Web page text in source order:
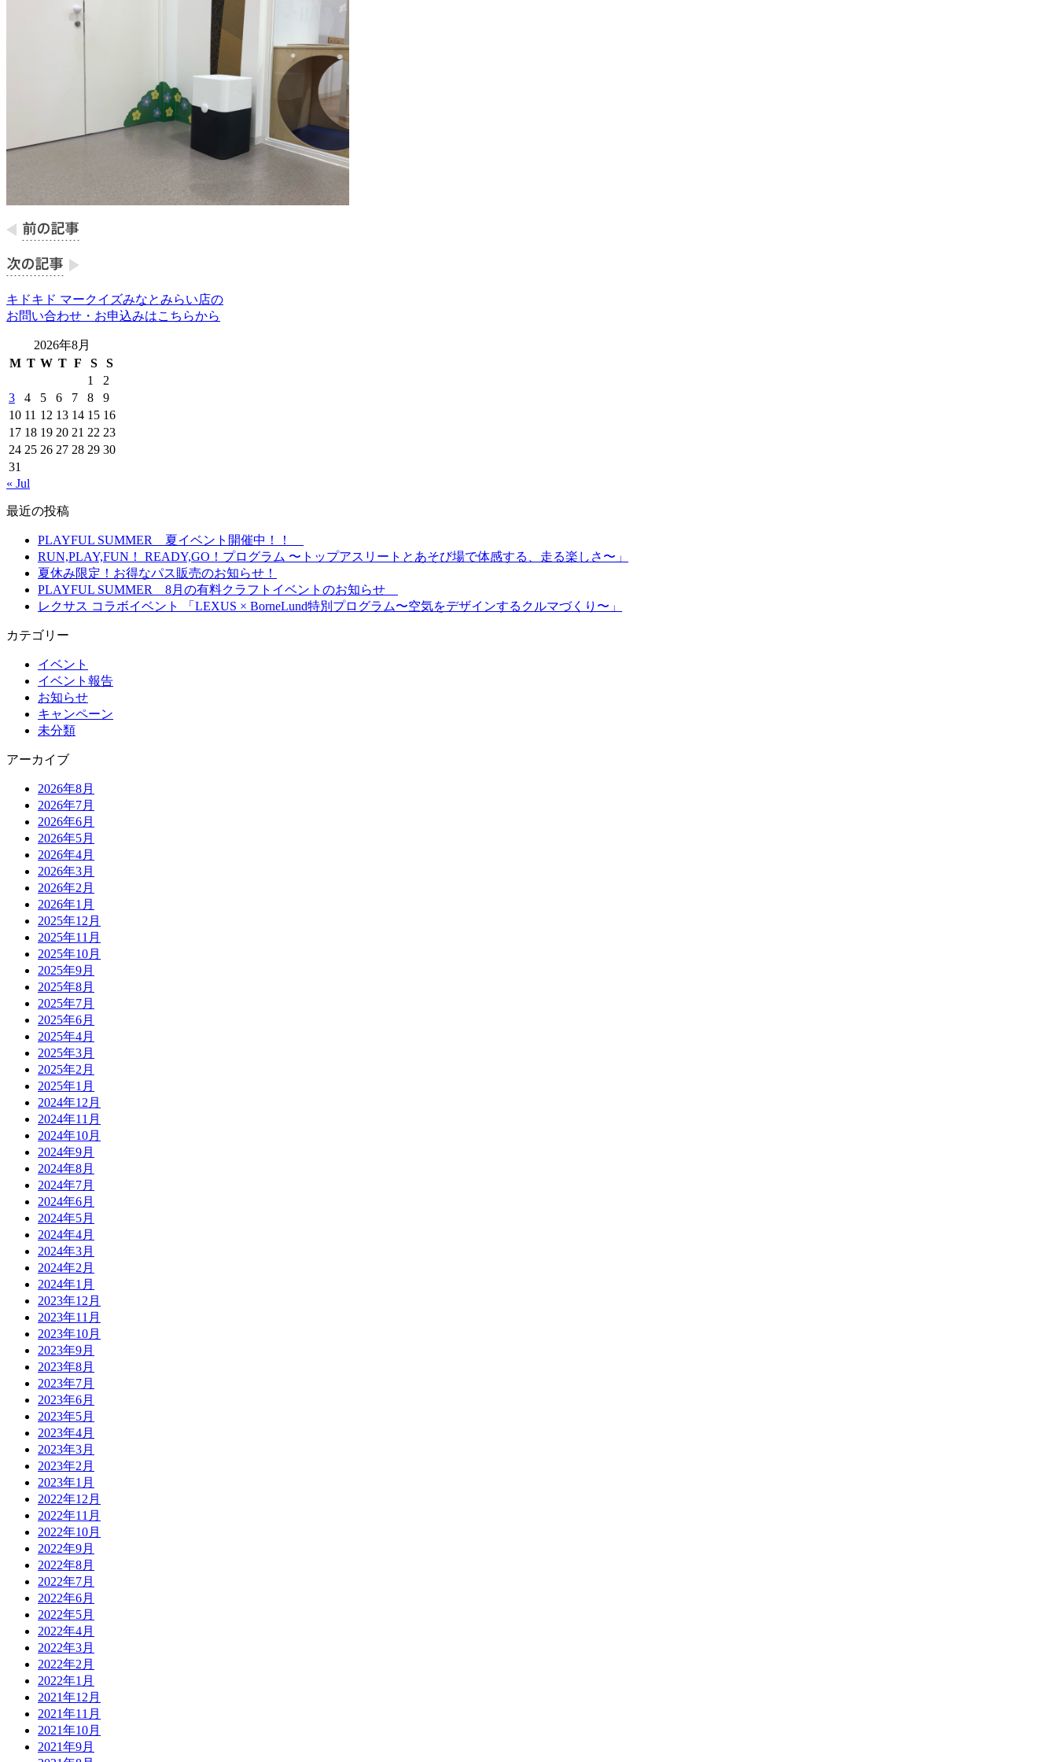
キドキド マークイズみなとみらい店の
お問い合わせ・お申込みはこちらから
2026年8月
M T W T F S
S
1
2
3
4 5 6 7 8
9
10 11 12 13 14 15 16
17 18 19 20 21 22 23
24 25 26 27 28 29 30
31
« Jul
最近の投稿
PLAYFUL SUMMER 夏イベント開催中！！
RUN,PLAY,FUN！ READY,GO！プログラム 〜トップアスリートとあそび場で体感する、走る楽しさ〜」
夏休み限定！お得なパス販売のお知らせ！
PLAYFUL SUMMER 8月の有料クラフトイベントのお知らせ
レクサス コラボイベント 「LEXUS × BorneLund特別プログラム〜空気をデザインするクルマづくり〜」
カテゴリー
イベント
イベント報告
お知らせ
キャンペーン
未分類
アーカイブ
2026年8月
2026年7月
2026年6月
2026年5月
2026年4月
2026年3月
2026年2月
2026年1月
2025年12月
2025年11月
2025年10月
2025年9月
2025年8月
2025年7月
2025年6月
2025年4月
2025年3月
2025年2月
2025年1月
2024年12月
2024年11月
2024年10月
2024年9月
2024年8月
2024年7月
2024年6月
2024年5月
2024年4月
2024年3月
2024年2月
2024年1月
2023年12月
2023年11月
2023年10月
2023年9月
2023年8月
2023年7月
2023年6月
2023年5月
2023年4月
2023年3月
2023年2月
2023年1月
2022年12月
2022年11月
2022年10月
2022年9月
2022年8月
2022年7月
2022年6月
2022年5月
2022年4月
2022年3月
2022年2月
2022年1月
2021年12月
2021年11月
2021年10月
2021年9月